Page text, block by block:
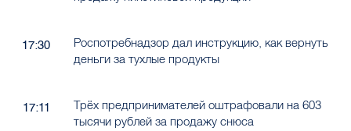
17:30
Роспотребнадзор дал инструкцию, как вернуть
деньги за тухлые продукты
17:11
Трёх предпринимателей оштрафовали на 603
тысячи рублей за продажу снюса